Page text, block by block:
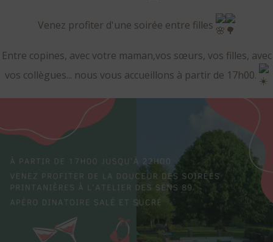
Venez profiter d'une soirée entre filles
Entre copines, avec votre maman,vos sœurs, vos filles, avec
vos collègues... nous vous accueillons à partir de 17h00.